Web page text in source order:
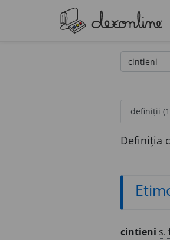
definiții
Definiția
cintieni s.